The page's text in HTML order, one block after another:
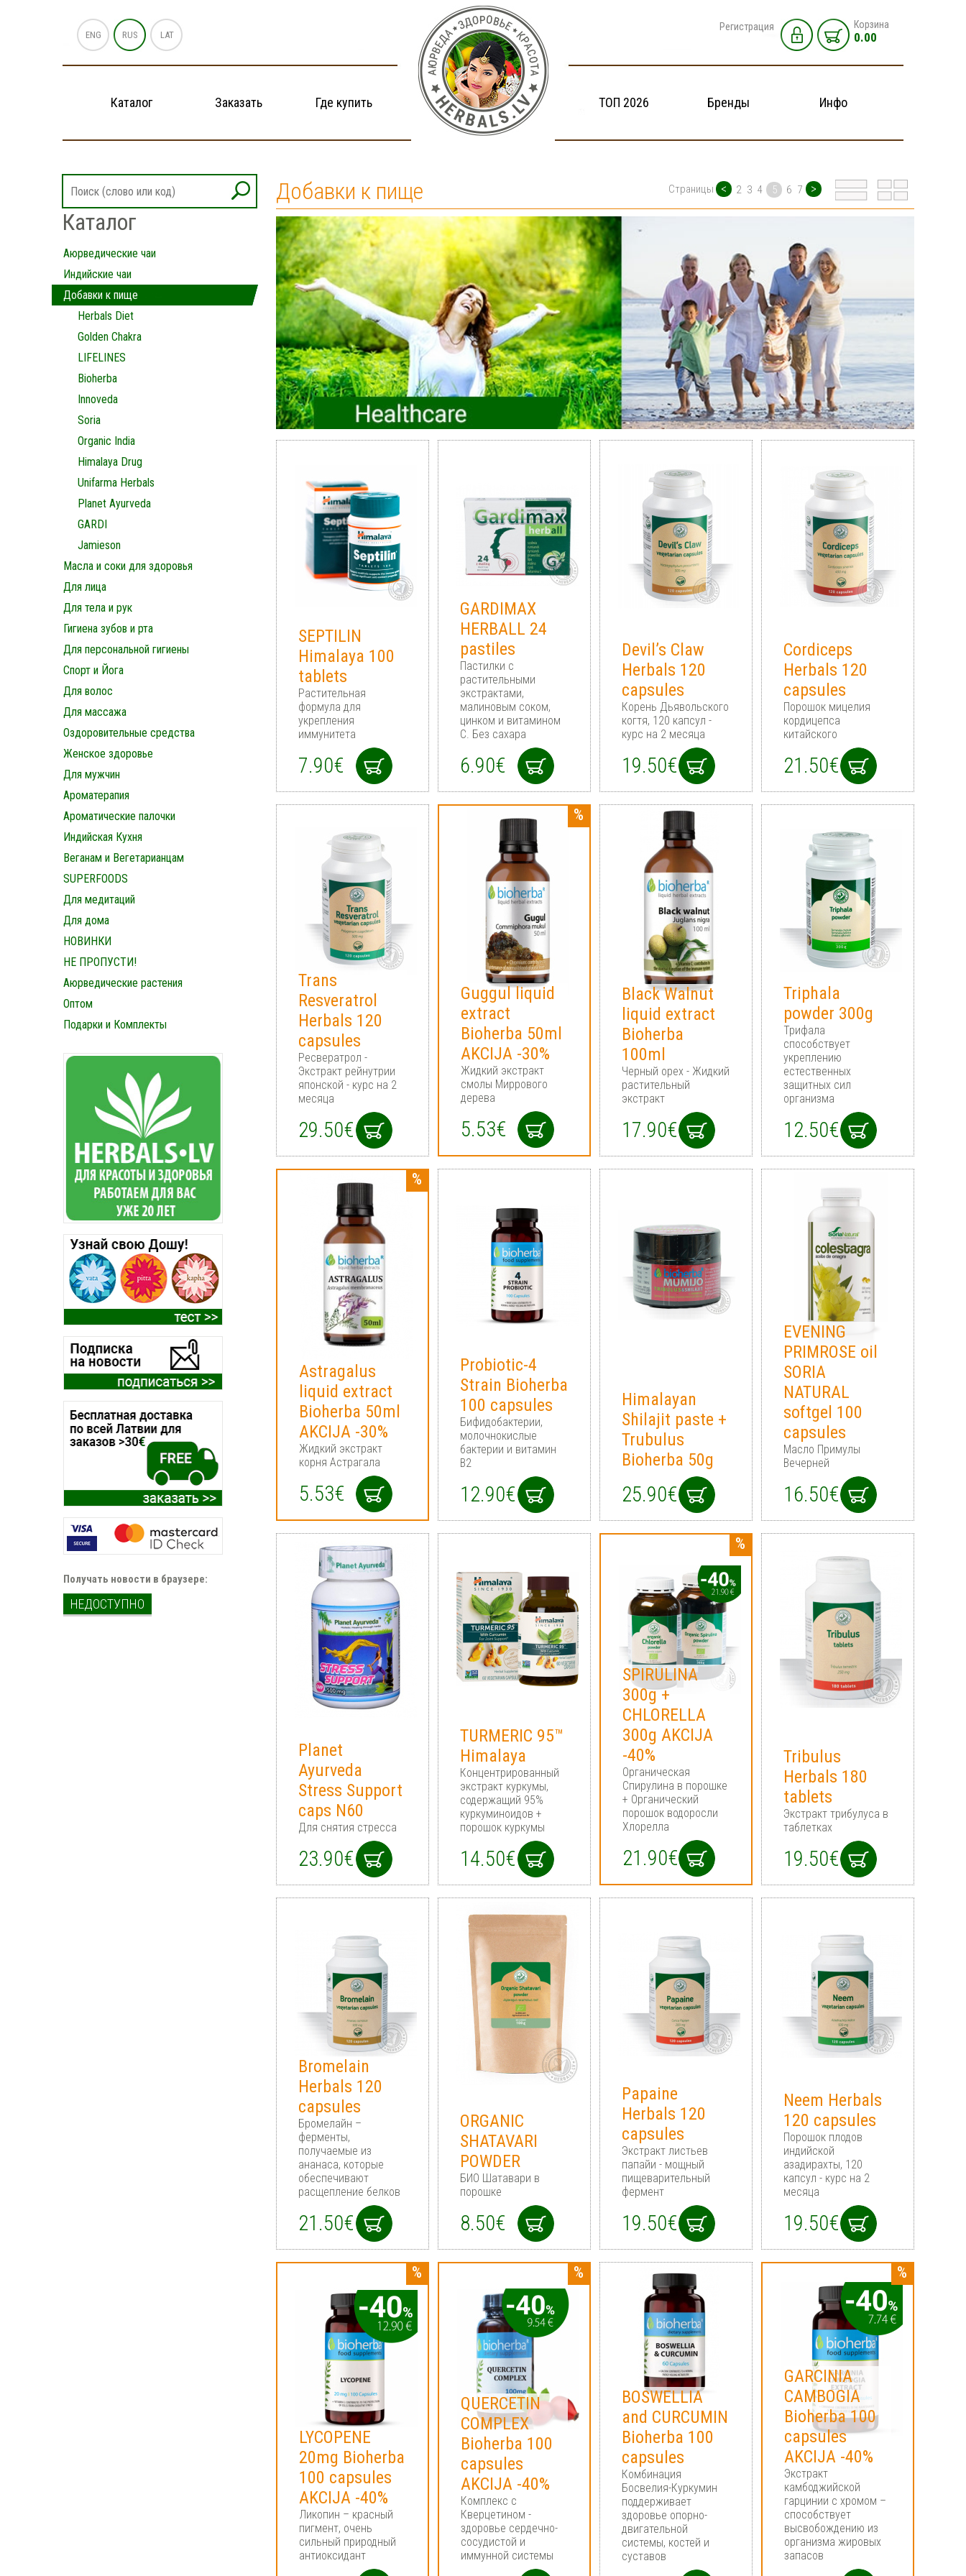
ENG RUS LAT
Регистрация Корзина
0.00
Каталог Заказать Где купить ТОП 2026 Бренды Инфо
Каталог
Аюрведические чаи
Индийские чаи
Добавки к пище
Herbals Diet
Golden Chakra
LIFELINES
Bioherba
Innoveda
Soria
Organic India
Himalaya Drug
Unifarma Herbals
Planet Ayurveda
GARDI
Jamieson
Масла и соки для здоровья
Для лица
Для тела и рук
Гигиена зубов и рта
Для персональной гигиены
Спорт и Йога
Для волос
Для массажа
Оздоровительные средства
Женское здоровье
Для мужчин
Ароматерапия
Ароматические палочки
Индийская Кухня
Веганам и Вегетарианцам
SUPERFOODS
Для медитаций
Для дома
НОВИНКИ
НЕ ПРОПУСТИ!
Аюрведические растения
Оптом
Подарки и Комплекты
Получать новости в браузере:
НЕДОСТУПНО
Добавки к пище Страницы < 2 3 4 5 6 7 >
SEPTILIN
Himalaya 100
tablets
Растительная
формула для
укрепления
иммунитета
7.90€
GARDIMAX
HERBALL 24
pastiles
Пастилки с
растительными
экстрактами,
малиновым соком,
цинком и витамином
С. Без сахара
6.90€
Devil’s Claw
Herbals 120
capsules
Корень Дьявольского
когтя, 120 капсул -
курс на 2 месяца
19.50€
Cordiceps
Herbals 120
capsules
Порошок мицелия
кордицепса
китайского
21.50€
Trans
Resveratrol
Herbals 120
capsules
Ресвератрол -
Экстракт рейнутрии
японской - курс на 2
месяца
29.50€
Guggul liquid
extract
Bioherba 50ml
AKCIJA -30%
Жидкий экстракт
смолы Миррового
дерева
5.53€
Black Walnut
liquid extract
Bioherba
100ml
Черный орех - Жидкий
растительный
экстракт
17.90€
Triphala
powder 300g
Трифала
способствует
укреплению
естественных
защитных сил
организма
12.50€
Astragalus
liquid extract
Bioherba 50ml
AKCIJA -30%
Жидкий экстракт
корня Астрагала
5.53€
Probiotic-4
Strain Bioherba
100 capsules
Бифидобактерии,
молочнокислые
бактерии и витамин
В2
12.90€
Himalayan
Shilajit paste +
Trubulus
Bioherba 50g
25.90€
EVENING
PRIMROSE oil
SORIA
NATURAL
softgel 100
capsules
Масло Примулы
Вечерней
16.50€
Planet
Ayurveda
Stress Support
caps N60
Для снятия стресса
23.90€
TURMERIC 95™
Himalaya
Концентрированный
экстракт куркумы,
содержащий 95%
куркуминоидов +
порошок куркумы
14.50€
SPIRULINA
300g +
CHLORELLA
300g AKCIJA
-40%
Органическая
Спирулина в порошке
+ Органический
порошок водоросли
Хлорелла
21.90€
Tribulus
Herbals 180
tablets
Экстракт трибулуcа в
таблетках
19.50€
Bromelain
Herbals 120
capsules
Бромелайн –
ферменты,
получаемые из
ананаса, которые
обеспечивают
расщепление белков
21.50€
ORGANIC
SHATAVARI
POWDER
БИО Шатавари в
порошке
8.50€
Papaine
Herbals 120
capsules
Экстракт листьев
папайи - мощный
пищеварительный
фермент
19.50€
Neem Herbals
120 capsules
Порошок плодов
индийской
азадирахты, 120
капсул - курс на 2
месяца
19.50€
LYCOPENE
20mg Bioherba
100 capsules
AKCIJA -40%
Ликопин – красный
пигмент, очень
сильный природный
антиоксидант
QUERCETIN
COMPLEX
Bioherba 100
capsules
AKCIJA -40%
Комплекс с
Кверцетином -
здоровье сердечно-
сосудистой и
иммунной системы
BOSWELLIA
and CURCUMIN
Bioherba 100
capsules
Комбинация
Босвелия-Куркумин
поддерживает
здоровье опорно-
двигательной
системы, костей и
суставов
GARCINIA
CAMBOGIA
Bioherba 100
capsules
AKCIJA -40%
Экстракт
камбоджийской
гарцинии с хромом –
способствует
высвобождению из
организма жировых
запасов